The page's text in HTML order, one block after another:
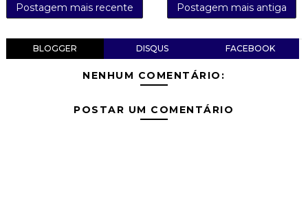
Postagem mais recente Postagem mais antiga
BLOGGER DISQUS FACEBOOK
NENHUM COMENTÁRIO:
POSTAR UM COMENTÁRIO